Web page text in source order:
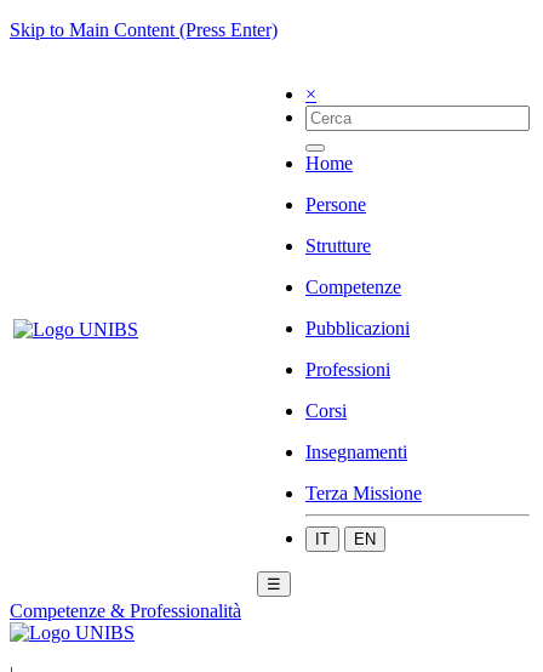
Skip to Main Content (Press Enter)
×
Home
Persone
Strutture
Competenze
Pubblicazioni
Professioni
Corsi
Insegnamenti
Terza Missione
IT EN
☰
Competenze & Professionalità